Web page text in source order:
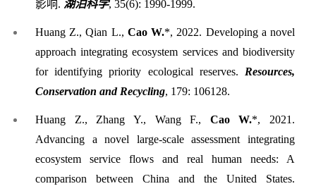
影响. 湖泊科学, 35(6): 1990-1999.
Huang Z., Qian L., Cao W.*, 2022. Developing a novel
approachintegratingecosystem services andbiodiversity
foridentifyingpriority ecological reserves. Resources,
Conservation and Recycling, 179: 106128.
Huang Z., Zhang Y., Wang F., Cao W.*, 2021.
Advancing a novel large-scale assessment integrating
ecosystem service flows and real human needs: A
comparison between China and the United States.